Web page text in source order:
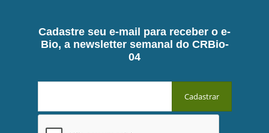
Cadastre seu e-mail para receber o e-
Bio, a newsletter semanal do CRBio-
04